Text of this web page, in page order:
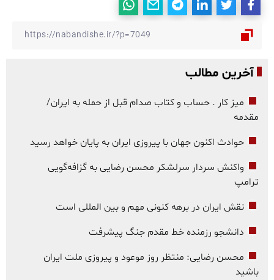
آخرین مطالب
میز کار . حساب و کتاب صدام قبل از حمله به ایران/
مقدمه
حوادث اکنون جهان با پیروزی ایران به پایان خواهد رسید
واکنش سردار سرلشکر محسن رضایی به گزافه‌گویی
ترامپ
نقش ایران در برهه کنونی مهم و بین المللی است
دانشجو رزمنده خط مقدم جنگ پیشرفت
محسن رضایی: منتظر روز موعود و پیروزی ملت ایران
باشید